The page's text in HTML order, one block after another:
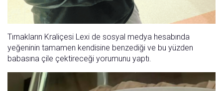
Tırnakların Kraliçesi Lexi de sosyal medya hesabında
yeğeninin tamamen kendisine benzediği ve bu yüzden
babasına çile çektireceği yorumunu yaptı.